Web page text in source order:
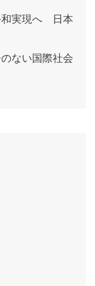
和実現へ 日本
ない国際社会